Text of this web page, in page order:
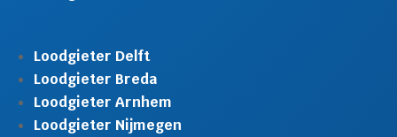
Loodgieter Delft
Loodgieter Breda
Loodgieter Arnhem
Loodgieter Nijmegen